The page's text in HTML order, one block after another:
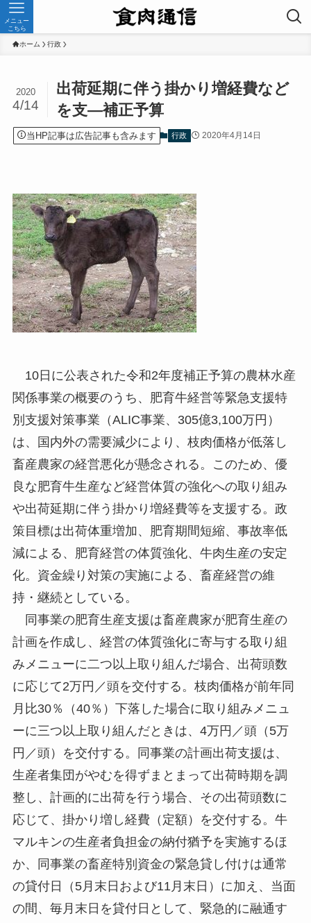
メニュー
こちら
ホーム 行政
出荷延期に伴う掛かり増経費など
を支—補正予算
2020
4/14
当HP記事は広告記事も含みます 行政 2020年4月14日
10日に公表された令和2年度補正予算の農林水産
関係事業の概要のうち、肥育牛経営等緊急支援特
別支援対策事業（ALIC事業、305億3,100万円）
は、国内外の需要減少により、枝肉価格が低落し
畜産農家の経営悪化が懸念される。このため、優
良な肥育牛生産など経営体質の強化への取り組み
や出荷延期に伴う掛かり増経費等を支援する。政
策目標は出荷体重増加、肥育期間短縮、事故率低
減による、肥育経営の体質強化、牛肉生産の安定
化。資金繰り対策の実施による、畜産経営の維
持・継続としている。
同事業の肥育生産支援は畜産農家が肥育生産の
計画を作成し、経営の体質強化に寄与する取り組
みメニューに二つ以上取り組んだ場合、出荷頭数
に応じて2万円／頭を交付する。枝肉価格が前年同
月比30％（40％）下落した場合に取り組みメニュ
ーに三つ以上取り組んだときは、4万円／頭（5万
円／頭）を交付する。同事業の計画出荷支援は、
生産者集団がやむを得ずまとまって出荷時期を調
整し、計画的に出荷を行う場合、その出荷頭数に
応じて、掛かり増し経費（定額）を交付する。牛
マルキンの生産者負担金の納付猶予を実施するほ
か、同事業の畜産特別資金の緊急貸し付けは通常
の貸付日（5月末日および11月末日）に加え、当面
の間、毎月末日を貸付日として、緊急的に融通す